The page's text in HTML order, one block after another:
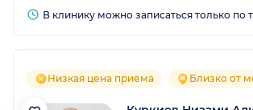
В клинику можно записаться только по
Низкая цена приёма Близко от